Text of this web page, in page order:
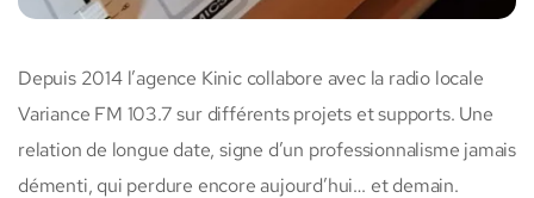
Depuis 2014 l’agence Kinic collabore avec la radio locale
Variance FM 103.7 sur différents projets et supports. Une
relation de longue date, signe d’un professionnalisme jamais
démenti, qui perdure encore aujourd’hui… et demain.